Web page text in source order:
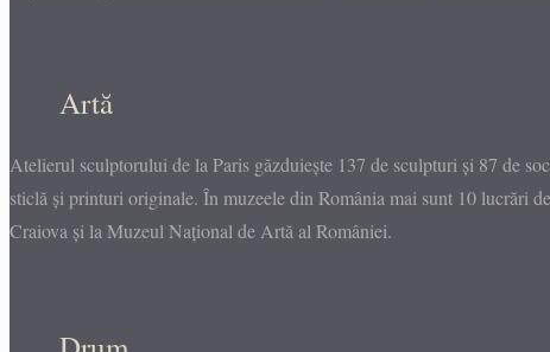
Artă
Atelierul sculptorului de la Paris găzduiește 137 de sculpturi și 87 de
sticlă și printuri originale. În muzeele din România mai sunt 10
Craiova și la Muzeul Naţional de Artă al României.